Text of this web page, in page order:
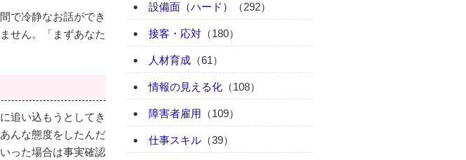
で冷静なお話ができ
せん。「まずあなた
追い込もうとしてき
んな態度をしたんだ
った場合は事実確認
設備面（ハード） （292）
接客・応対 （180）
人材育成 （61）
情報の見える化 （108）
障害者雇用 （109）
仕事スキル （39）